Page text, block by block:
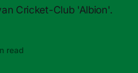
Cricket-Club 'Albion'.
read